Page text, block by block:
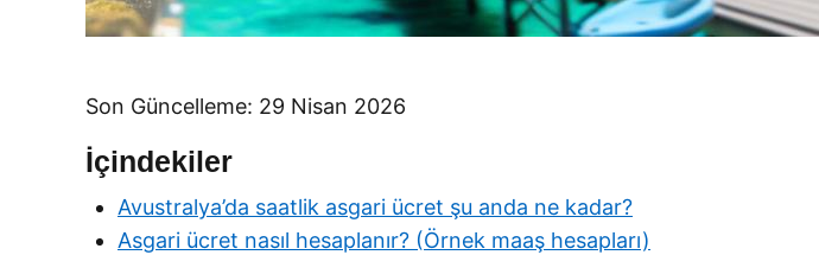
Son Güncelleme: 29 Nisan 2026
İçindekiler
Avustralya’da saatlik asgari ücret şu anda ne kadar?
Asgari ücret nasıl hesaplanır? (Örnek maaş hesapları)